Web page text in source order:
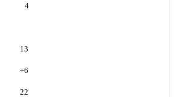
4
13
+6
22